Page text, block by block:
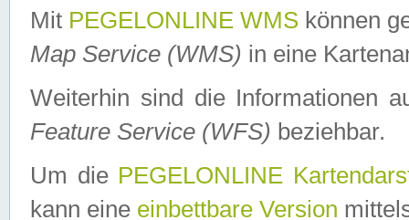
Mit PEGELONLINE WMS können
Map Service (WMS) in eine
Weiterhin sind die Informationen
Feature Service (WFS) beziehbar.
Um die PEGELONLINE
kann eine einbettbare Version